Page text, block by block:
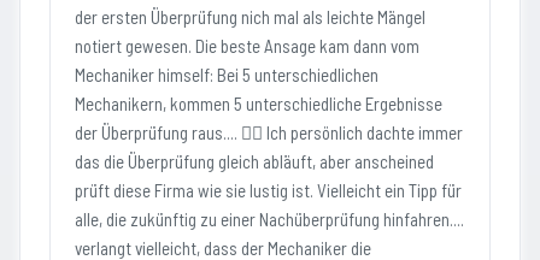
der ersten Überprüfung nich mal als leichte Mängel
notiert gewesen. Die beste Ansage kam dann vom
Mechaniker himself: Bei 5 unterschiedlichen
Mechanikern, kommen 5 unterschiedliche Ergebnisse
der Überprüfung raus.... 🤦‍♂️ Ich persönlich dachte immer
das die Überprüfung gleich abläuft, aber anscheined
prüft diese Firma wie sie lustig ist. Vielleicht ein Tipp für
alle, die zukünftig zu einer Nachüberprüfung hinfahren....
verlangt vielleicht, dass der Mechaniker die